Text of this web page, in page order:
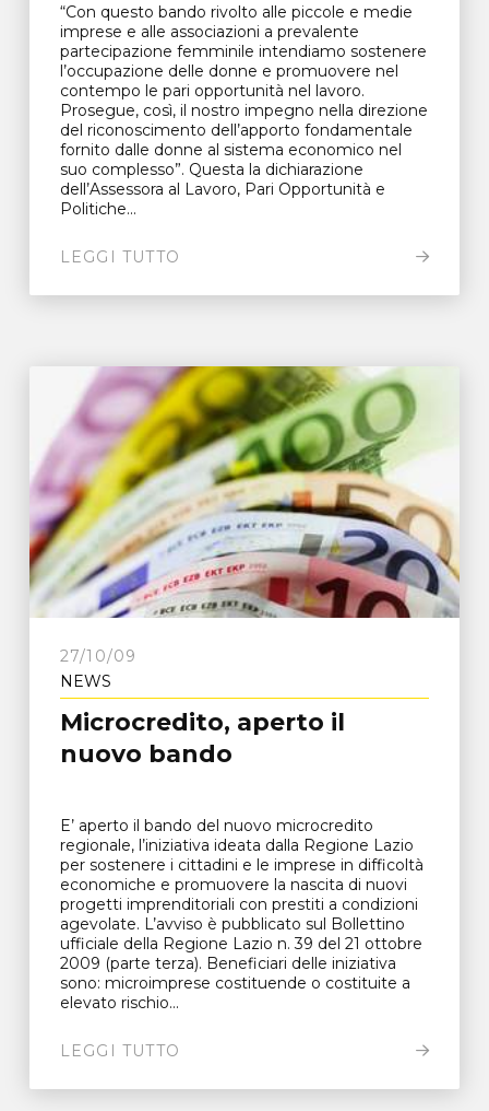
“Con questo bando rivolto alle piccole e medie
imprese e alle associazioni a prevalente
partecipazione femminile intendiamo sostenere
l’occupazione delle donne e promuovere nel
contempo le pari opportunità nel lavoro.
Prosegue, così, il nostro impegno nella direzione
del riconoscimento dell’apporto fondamentale
fornito dalle donne al sistema economico nel
suo complesso”. Questa la dichiarazione
dell’Assessora al Lavoro, Pari Opportunità e
Politiche...
LEGGI TUTTO
27/10/09
NEWS
Microcredito, aperto il
nuovo bando
E’ aperto il bando del nuovo microcredito
regionale, l’iniziativa ideata dalla Regione Lazio
per sostenere i cittadini e le imprese in difficoltà
economiche e promuovere la nascita di nuovi
progetti imprenditoriali con prestiti a condizioni
agevolate. L’avviso è pubblicato sul Bollettino
ufficiale della Regione Lazio n. 39 del 21 ottobre
2009 (parte terza). Beneficiari delle iniziativa
sono: microimprese costituende o costituite a
elevato rischio...
LEGGI TUTTO